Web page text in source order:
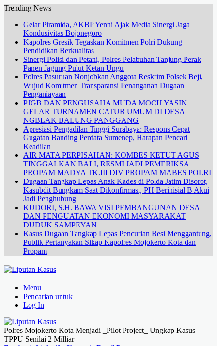
Trending News
Gelar Piramida, AKBP Yenni Ajak Media Sinergi Jaga
Kondusivitas Bojonegoro
Kapolres Gresik Tegaskan Komitmen Polri Dukung
Pendidikan Berkualitas
Sinergi Polisi dan Petani, Polres Pelabuhan Tanjung Perak
Panen Jagung Pulut Ketan Ungu
Polres Pasuruan Nonjobkan Anggota Reskrim Polsek Beji,
Wujud Komitmen Transparansi Penanganan Dugaan
Penganiayaan
PJGB DAN PENGUSAHA MUDA MOCH YASIN
GELAR TURNAMEN CATUR UMUM DI DESA
NGBLAK BALUNG PANGGANG
Apresiasi Pengadilan Tinggi Surabaya: Respons Cepat
Gugatan Banding Perdata Sumenep, Harapan Pencari
Keadilan
AIR MATA PERPISAHAN: KOMBES KETUT AGUS
TINGGALKAN BALI, RESMI JADI PEMERIKSA
PROPAM MADYA TK.III DIV PROPAM MABES POLRI
Dugaan Tangkap Lepas Anak Kades di Polda Jatim Disorot,
Kasubdit Bungkam Saat Dikonfirmasi, PH Berinisial B Akui
Jadi Penghubung
KUDORI, S.H. BAWA VISI PEMBANGUNAN DESA
DAN PENGUATAN EKONOMI MASYARAKAT
DUDUK SAMPEYAN
Kasus Dugaan Tangkap Lepas Pencurian Besi Menggantung,
Publik Pertanyakan Sikap Kapolres Mojokerto Kota dan
Propam
Menu
Pencarian untuk
Log In
Polres Mojokerto Kota Menjadi _Pilot Project_ Ungkap Kasus
TPPU Senilai 2 Milliar